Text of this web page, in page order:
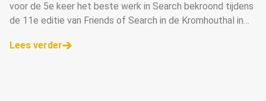
voor de 5e keer het beste werk in Search bekroond tijdens
de 11e editie van Friends of Search in de Kromhouthal in
vandaag geopend
Lees verder